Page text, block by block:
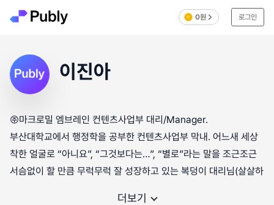
0원 로그인
이진아
㈜마크로밀 엠브레인 컨텐츠사업부 대리/Manager.
부산대학교에서 행정학을 공부한 컨텐츠사업부 막내. 어느새 세상
착한 얼굴로 “아니요”, “그것보다는…”, “별로”라는 말을 조근조근
서슴없이 할 만큼 무럭무럭 잘 성장하고 있는 복덩이 대리님(살살하
더보기